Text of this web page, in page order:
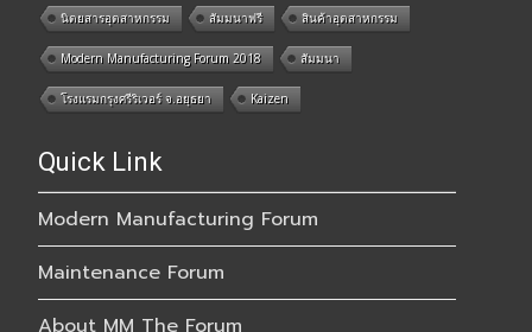
นิตยสารอุตสาหกรรม สัมมนาฟรี สินค้าอุตสาหกรรม
Modern Manufacturing Forum 2018 สัมมนา
โรงแรมกรุงศรีริเวอร์ จ.อยุธยา Kaizen
Quick Link
Modern Manufacturing Forum
Maintenance Forum